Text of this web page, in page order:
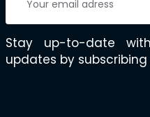
Stay up-to-date
updates by